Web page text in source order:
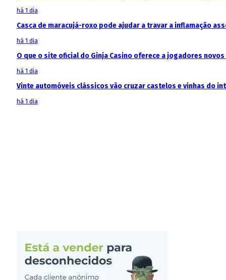
há 1 dia
Casca de maracujá-roxo pode ajudar a travar a inflamação
há 1 dia
O que o site oficial do Ginja Casino oferece a jogadores
há 1 dia
Vinte automóveis clássicos vão cruzar castelos e vinhas do
há 1 dia